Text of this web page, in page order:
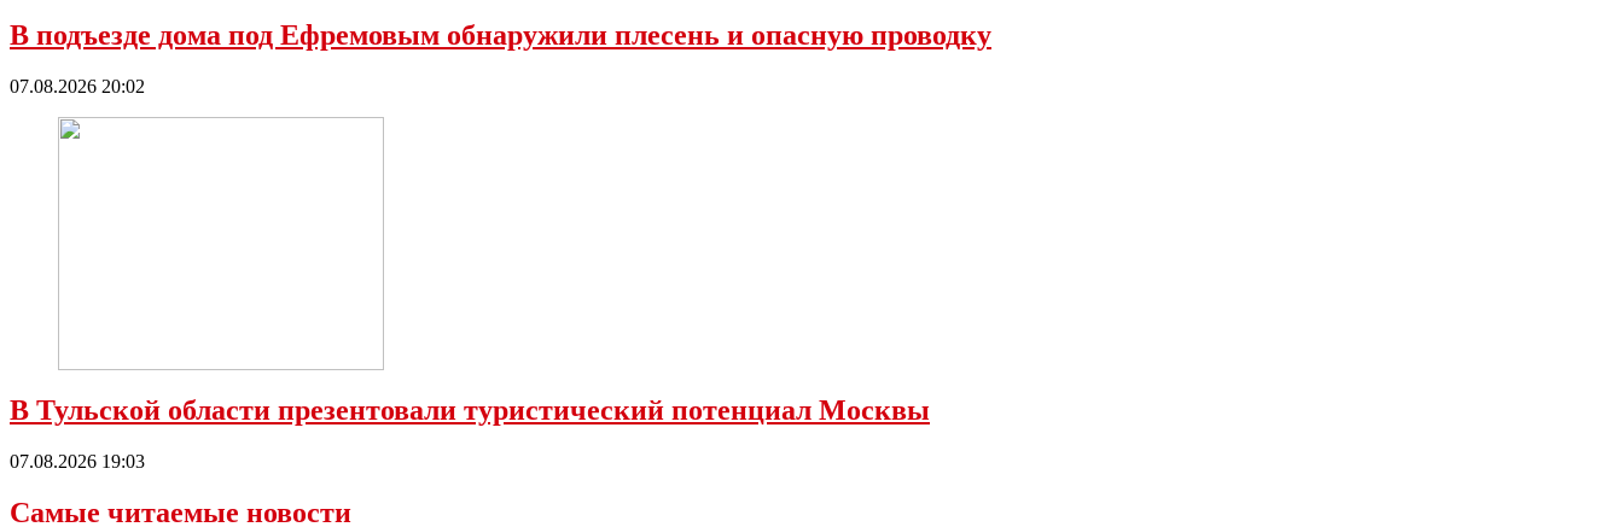
В подъезде дома под Ефремовым обнаружили плесень и опасную проводку
07.08.2026 20:02
В Тульской области презентовали туристический потенциал Москвы
07.08.2026 19:03
Самые читаемые новости